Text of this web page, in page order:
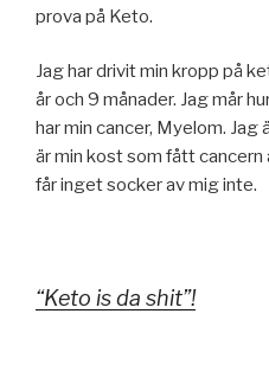
prova på Keto.
Jag har drivit min kropp på
år och 9 månader. Jag mår
har min cancer, Myelom.
är min kost som fått cancern
får inget socker av mig inte.
“Keto is da shit”!